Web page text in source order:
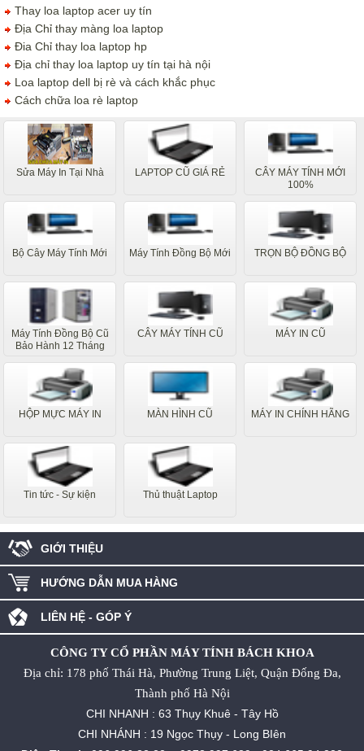
Thay loa laptop acer uy tín
Địa Chỉ thay màng loa laptop
Đia Chỉ thay loa laptop hp
Địa chỉ thay loa laptop uy tín tại hà nội
Loa laptop dell bị rè và cách khắc phục
Cách chữa loa rè laptop
Sửa Máy In Tại Nhà LAPTOP CŨ GIÁ RẺ
CÂY MÁY TÍNH MỚI
100%
Bộ Cây Máy Tính Mới Máy Tính Đồng Bộ Mới TRỌN BỘ ĐỒNG BỘ
Máy Tính Đồng Bộ Cũ
Bảo Hành 12 Tháng
CÂY MÁY TÍNH CŨ MÁY IN CŨ
HỘP MỰC MÁY IN MÀN HÌNH CŨ MÁY IN CHÍNH HÃNG
Tin tức - Sự kiện Thủ thuật Laptop
GIỚI THIỆU
HƯỚNG DẪN MUA HÀNG
LIÊN HỆ - GÓP Ý
CÔNG TY CỔ PHẦN MÁY TÍNH BÁCH KHOA
Địa chỉ: 178 phố Thái Hà, Phường Trung Liệt, Quận Đống Đa,
Thành phố Hà Nội
CHI NHANH : 63 Thụy Khuê - Tây Hồ
CHI NHÁNH : 19 Ngọc Thụy - Long BIên